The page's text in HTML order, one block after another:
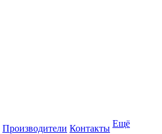
Производители Контакты Ещё